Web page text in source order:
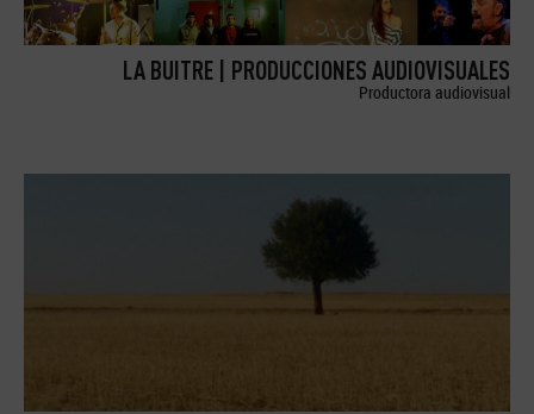
LA BUITRE | PRODUCCIONES AUDIOVISUALES
Productora audiovisual